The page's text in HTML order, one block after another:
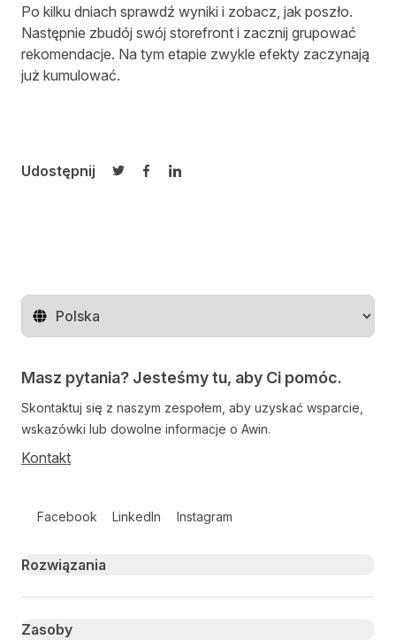
Po kilku dniach sprawdź wyniki i zobacz, jak poszło.
Następnie zbudój swój storefront i zacznij grupować
rekomendacje. Na tym etapie zwykle efekty zaczynają
już kumulować.
Udostępnij
Udostępnij na Twitterze
Udostępnij na Facebooku
Udostępnij na LinkedIn
Zmień region
Masz pytania? Jesteśmy tu, aby Ci pomóc.
Skontaktuj się z naszym zespołem, aby uzyskać wsparcie,
wskazówki lub dowolne informacje o Awin.
Kontakt
Facebook LinkedIn Instagram
Primary footer navigation
Rozwiązania
Zasoby